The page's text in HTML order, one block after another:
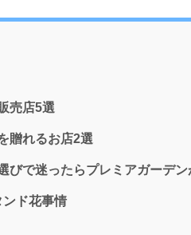
売店5選
贈れるお店2選
びで迷ったらプレミアガーデ
ド花事情